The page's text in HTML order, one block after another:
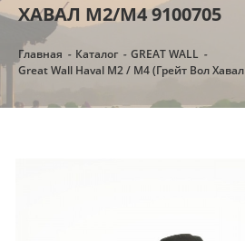
ХАВАЛ M2/М4 9100705
Главная Каталог
GREAT WALL
Great Wall Haval M2 / M4 (Грейт Вол